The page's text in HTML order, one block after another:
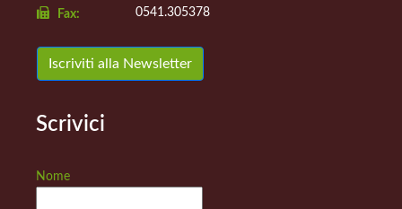
Fax:
0541.305378
Iscriviti alla Newsletter
Scrivici
Nome